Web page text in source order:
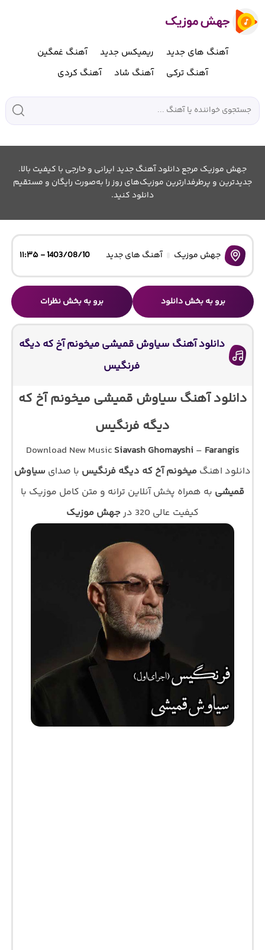
آهنگ های جدید ریمیکس جدید
آهنگ غمگین
آهنگ ترکی
آهنگ شاد آهنگ کردی
جهش موزیک مرجع دانلود آهنگ جدید ایرانی و خارجی با کیفیت بالا.
جدیدترین و پرطرفدارترین موزیک‌های روز را به‌صورت رایگان و مستقیم
دانلود کنید.
جهش موزیک آهنگ های جدید 1403/08/10 - ۱۱:۳۵
برو به بخش دانلود برو به بخش نظرات
دانلود آهنگ سیاوش قمیشی میخونم آخ که دیگه
فرنگیس
دانلود آهنگ سیاوش قمیشی میخونم آخ که
دیگه فرنگیس
Download New Music Siavash Ghomayshi – Farangis
دانلود اهنگ میخونم آخ که دیگه فرنگیس با صدای سیاوش
قمیشی به همراه پخش آنلاین ترانه و متن کامل موزیک با
کیفیت عالی 320 در
جهش موزیک